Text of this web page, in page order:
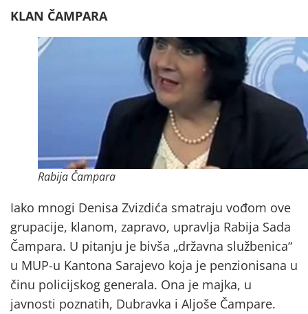
KLAN ČAMPARA
Rabija Čampara
Iako mnogi Denisa Zvizdića smatraju vođom ove
grupacije, klanom, zapravo, upravlja Rabija Sada
Čampara. U pitanju je bivša „državna službenica“
u MUP-u Kantona Sarajevo koja je penzionisana u
činu policijskog generala. Ona je majka, u
javnosti poznatih, Dubravka i Aljoše Čampare.